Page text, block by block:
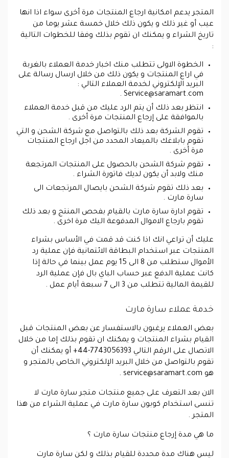
المتجر يدعم امكانية ارجاع المنتجات مرة أخرى سواء اذا انها
عيب أو غير ذلك و يكون ذلك خلال خمسة عشر يوما من
تاريخ الشراء و يمكنك ان تقوم بذلك وفقا للخطوات التالية
:
الخطوة الاولى تتطلب منك اخبار خدمة العملاء بالغربة
في اراع المنتجات و يكون ذلك من خلال ارسال رسالة على
البريد الإلكتروني لخدمة العملاء التالي :
Service@saramart.com
.
انتظر بعد ذلك أن يتم الرد عليك من قبل خدمة العملاء
بالموافقة على إرجاع المنتجات مرة أخرى .
تقوم الشركة بعد ذلك بالتواصل مع شركة الشحن و التي
تقوم بابلاغك بالميعاد المحدد من اجل ارجاع المنتجات
مرة أخرى .
تقوم شركة الشحن بالحصول على المنتجات المرتجعة
منك ولابد أن يكون لديك فاتورة الشراء .
بعد ذلك تقوم شركة الشحن بايصال المرتجعات الى
سارة مارت .
تقوم ادارة سارة مارت بالقيام بفحص المنتج و بعد ذلك
تقوم بارجاع الاموال المدفوعة اليك مرة اخرى .
عليك أن تراعي انك اذا كنت قد قمت في الأساس بشراء
المنتجات عبر استخدام البطاقة الائتمانية فإن عملية رد
الأموال ستطلب من 8 الى 15 يوم عمل بينما في حالة إذا
كانت عملية الدفع عبر حساب الباي بال فإن عملية الرد
للقيمة المالية تتطلب من 3 الى 7 سبعة أيام عمل .
خدمة عملاء سارة مارت
بعض العملاء يرغبون بالاستفسار عن بعض المنتجات قبل
القيام بشراء المنتجات و يمكنك ان تقوم بذلك إما من خلال
الاتصال على الرقم التالي 7743056393-44+ أو يمكنك أن
تقوم بالتواصل من خلال البريد الإلكتروني الخاص بالمتجر و
هو service@saramart.com
.
الان بعد التعرف على جميع منتجات متجر سارة مارت لا
تنسى استخدام كوبون سارة مارت في عملية الشراء من هذا
المتجر .
ما هي مدة إرجاع منتجات سارة مارت ؟
ليس هناك مدة محددة للقيام بذلك و لكن سارة مارت